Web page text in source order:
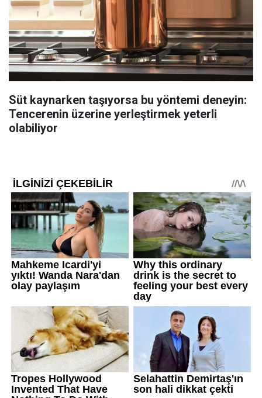
Süt kaynarken taşıyorsa bu yöntemi deneyin:
Tencerenin üzerine yerleştirmek yeterli
olabiliyor